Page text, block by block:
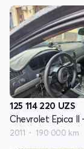
125 114 220 UZS
Chevrolet Epica II
2011 190 000 km